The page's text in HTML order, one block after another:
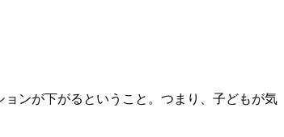
ンが下がるということ。つまり、子どもが気